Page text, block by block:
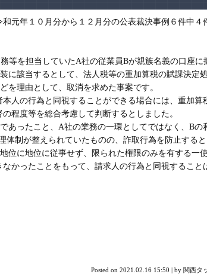
元年１０月分から１２月分の公表裁決事例６件中４
を担当していたA社の従業員Bが親族名義の口座に
に該当するとして、法人税等の重加算税の賦課決定
を理由として、取消を求めた事案です。
人の行為と同視することができる場合には、重加算
度等を総合考慮して判断するとしました。
ったこと、A社の業務の一環としてではなく、Bの
制が整えられていたものの、詐取行為を防止する
に地位に従事せず、限られた権限のみを有する一
かったことをもって、請求人の行為と同視すること
Posted on 2021.02.16 15:50 | by 関西タ